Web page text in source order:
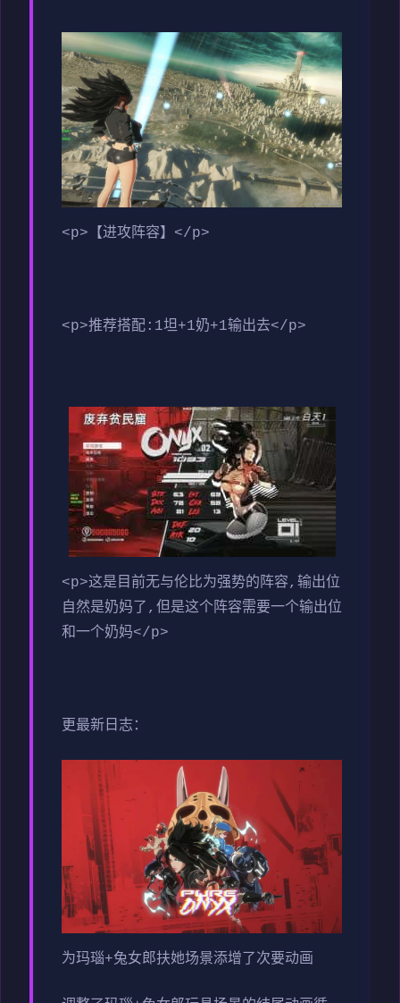
<p>【进攻阵容】</p>
<p>推荐搭配:1坦+1奶+1输出去</p>
<p>这是目前无与伦比为强势的阵容,输出位
自然是奶妈了,但是这个阵容需要一个输出位
和一个奶妈</p>
更最新日志：
为玛瑙+兔女郎扶她场景添增了次要动画